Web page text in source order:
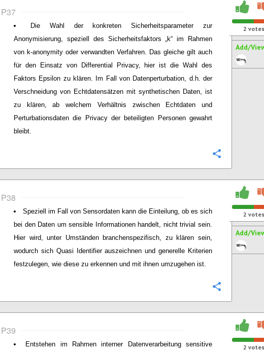
P37
Die Wahl der konkreten Sicherheitsparameter zur
Anonymisierung, speziell des Sicherheitsfaktors „k“ im Rahmen
von k-anonymity oder verwandten Verfahren. Das gleiche gilt auch
für den Einsatz von Differential Privacy, hier ist die Wahl des
Faktors Epsilon zu klären. Im Fall von Datenperturbation, d.h. der
Verschneidung von Echtdatensätzen mit synthetischen Daten, ist
zu klären, ab welchem Verhältnis zwischen Echtdaten und
Perturbationsdaten die Privacy der beteiligten Personen gewahrt
bleibt.
2 votes
Add/
P38
Speziell im Fall von Sensordaten kann die Einteilung, ob es sich
bei den Daten um sensible Informationen handelt, nicht trivial sein.
Hier wird, unter Umständen branchenspezifisch, zu klären sein,
wodurch sich Quasi Identifier auszeichnen und generelle Kriterien
festzulegen, wie diese zu erkennen und mit ihnen umzugehen ist.
2 votes
Add/
P39
Entstehen im Rahmen interner Datenverarbeitung sensitive
2 votes